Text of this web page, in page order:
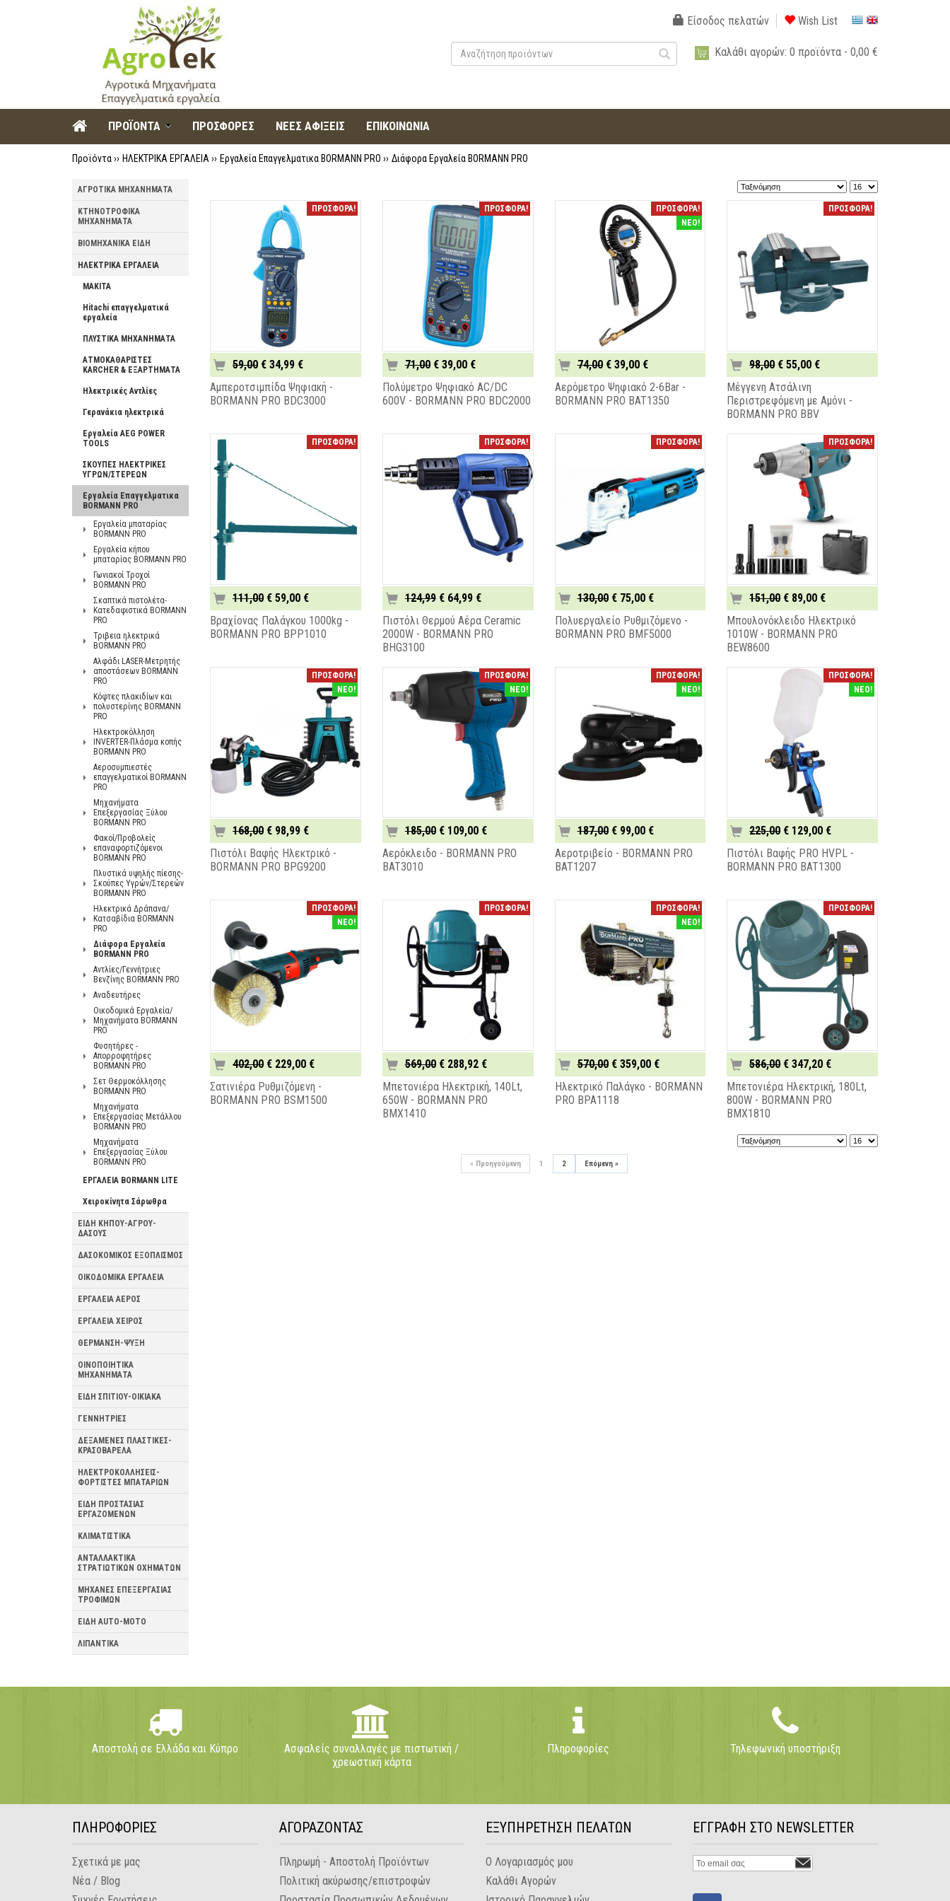
Είσοδος πελατών Wish List
Καλάθι αγορών: 0 προϊόντα - 0,00 €
ΠΡΟΪΟΝΤΑ ΠΡΟΣΦΟΡΕΣ ΝΕΕΣ ΑΦΙΞΕΙΣ ΕΠΙΚΟΙΝΩΝΙΑ
Προϊόντα ›› ΗΛΕΚΤΡΙΚΑ ΕΡΓΑΛΕΙΑ ›› Εργαλεία Επαγγελματικα BORMANN PRO ›› Διάφορα Εργαλεία BORMANN PRO
ΑΓΡΟΤΙΚΑ ΜΗΧΑΝΗΜΑΤΑ
ΚΤΗΝΟΤΡΟΦΙΚΑ
ΜΗΧΑΝΗΜΑΤΑ
ΒΙΟΜΗΧΑΝΙΚΑ ΕΙΔΗ
ΗΛΕΚΤΡΙΚΑ ΕΡΓΑΛΕΙΑ
MAKITA
Hitachi επαγγελματικά
εργαλεία
ΠΛΥΣΤΙΚΑ ΜΗΧΑΝΗΜΑΤΑ
ΑΤΜΟΚΑΘΑΡΙΣΤΕΣ
KARCHER & ΕΞΑΡΤΗΜΑΤΑ
Ηλεκτρικές Αντλίες
Γερανάκια ηλεκτρικά
Εργαλεία AEG POWER
TOOLS
ΣΚΟΥΠΕΣ ΗΛΕΚΤΡΙΚΕΣ
ΥΓΡΩΝ/ΣΤΕΡΕΩΝ
Εργαλεία Επαγγελματικα
BORMANN PRO
Εργαλεία μπαταρίας
BORMANN PRO
Εργαλεία κήπου
μπαταρίας BORMANN PRO
Γωνιακοί Τροχοί
BORMANN PRO
Σκαπτικά πιστολέτα-
Κατεδαφιστικά BORMANN
PRO
Τριβεια ηλεκτρικά
BORMANN PRO
Αλφάδι LASER-Μετρητής
αποστάσεων BORMANN
PRO
Κόφτες πλακιδίων και
πολυστερίνης BORMANN
PRO
Ηλεκτροκόλληση
INVERTER-Πλάσμα κοπής
BORMANN PRO
Αεροσυμπιεστές
επαγγελματικοί BORMANN
PRO
Μηχανήματα
Επεξεργασίας Ξύλου
BORMANN PRO
Φακοί/Προβολείς
επαναφορτιζόμενοι
BORMANN PRO
Πλυστικά υψηλής πίεσης-
Σκούπες Υγρών/Στερεών
BORMANN PRO
Ηλεκτρικά Δράπανα/
Κατσαβίδια BORMANN
PRO
Διάφορα Εργαλεία
BORMANN PRO
Αντλίες/Γεννήτριες
Βενζίνης BORMANN PRO
Αναδευτήρες
Οικοδομικά Εργαλεία/
Μηχανήματα BORMANN
PRO
Φυσητήρες -
Απορροφητήρες
BORMANN PRO
Σετ Θερμοκόλλησης
BORMANN PRO
Μηχανήματα
Επεξεργασίας Μετάλλου
BORMANN PRO
Μηχανήματα
Επεξεργασίας Ξύλου
BORMANN PRO
ΕΡΓΑΛΕΙΑ BORMANN LITE
Χειροκίνητα Σάρωθρα
ΕΙΔΗ ΚΗΠΟΥ-ΑΓΡΟΥ-
ΔΑΣΟΥΣ
ΔΑΣΟΚΟΜΙΚΟΣ ΕΞΟΠΛΙΣΜΟΣ
ΟΙΚΟΔΟΜΙΚΑ ΕΡΓΑΛΕΙΑ
ΕΡΓΑΛΕΙΑ ΑΕΡΟΣ
ΕΡΓΑΛΕΙΑ ΧΕΙΡΟΣ
ΘΕΡΜΑΝΣΗ-ΨΥΞΗ
ΟΙΝΟΠΟΙΗΤΙΚΑ
ΜΗΧΑΝΗΜΑΤΑ
ΕΙΔΗ ΣΠΙΤΙΟΥ-ΟΙΚΙΑΚΑ
ΓΕΝΝΗΤΡΙΕΣ
ΔΕΞΑΜΕΝΕΣ ΠΛΑΣΤΙΚΕΣ-
ΚΡΑΣΟΒΑΡΕΛΑ
ΗΛΕΚΤΡΟΚΟΛΛΗΣΕΙΣ-
ΦΟΡΤΙΣΤΕΣ ΜΠΑΤΑΡΙΩΝ
ΕΙΔΗ ΠΡΟΣΤΑΣΙΑΣ
ΕΡΓΑΖΟΜΕΝΩΝ
ΚΛΙΜΑΤΙΣΤΙΚΑ
ΑΝΤΑΛΛΑΚΤΙΚΑ
ΣΤΡΑΤΙΩΤΙΚΩΝ ΟΧΗΜΑΤΩΝ
ΜΗΧΑΝΕΣ ΕΠΕΞΕΡΓΑΣΙΑΣ
ΤΡΟΦΙΜΩΝ
ΕΙΔΗ AUTO-MOTO
ΛΙΠΑΝΤΙΚΑ
ΠΡΟΣΦΟΡΑ!
59,00 € 34,99 €
Αμπεροτσιμπίδα Ψηφιακή -
BORMANN PRO BDC3000
ΠΡΟΣΦΟΡΑ!
71,00€ 39,00 €
Πολύμετρο Ψηφιακό AC/DC
600V - BORMANN PRO BDC2000
ΠΡΟΣΦΟΡΑ!
ΝΕΟ!
74,00€ 39,00 €
Αερόμετρο Ψηφιακό 2-6Bar -
BORMANN PRO BAT1350
ΠΡΟΣΦΟΡΑ!
98,00€ 55,00 €
Μέγγενη Ατσάλινη
Περιστρεφόμενη με Αμόνι -
BORMANN PRO BBV
ΠΡΟΣΦΟΡΑ!
111,00 € 59,00 €
Βραχίονας Παλάγκου 1000kg -
BORMANN PRO BPP1010
ΠΡΟΣΦΟΡΑ!
124,99€ 64,99 €
Πιστόλι Θερμού Αέρα Ceramic
2000W - BORMANN PRO
BHG3100
ΠΡΟΣΦΟΡΑ!
130,00€ 75,00 €
Πολυεργαλείο Ρυθμιζόμενο -
BORMANN PRO BMF5000
ΠΡΟΣΦΟΡΑ!
151,00€ 89,00 €
Μπουλονόκλειδο Ηλεκτρικό
1010W - BORMANN PRO
BEW8600
ΠΡΟΣΦΟΡΑ!
ΝΕΟ!
168,00 € 98,99 €
Πιστόλι Βαφής Ηλεκτρικό -
BORMANN PRO BPG9200
ΠΡΟΣΦΟΡΑ!
ΝΕΟ!
185,00€ 109,00 €
Αερόκλειδο - BORMANN PRO
BAT3010
ΠΡΟΣΦΟΡΑ!
ΝΕΟ!
187,00€ 99,00 €
Αεροτριβείο - BORMANN PRO
BAT1207
ΠΡΟΣΦΟΡΑ!
ΝΕΟ!
225,00€ 129,00 €
Πιστόλι Βαφής PRO HVPL -
BORMANN PRO BAT1300
ΠΡΟΣΦΟΡΑ!
ΝΕΟ!
402,00 € 229,00 €
Σατινιέρα Ρυθμιζόμενη -
BORMANN PRO BSM1500
ΠΡΟΣΦΟΡΑ!
569,00€ 288,92 €
Μπετονιέρα Ηλεκτρική, 140Lt,
650W - BORMANN PRO
BMX1410
ΠΡΟΣΦΟΡΑ!
ΝΕΟ!
570,00€ 359,00 €
Ηλεκτρικό Παλάγκο - BORMANN
PRO BPA1118
ΠΡΟΣΦΟΡΑ!
586,00€ 347,20 €
Μπετονιέρα Ηλεκτρική, 180Lt,
800W - BORMANN PRO
BMX1810
« Προηγούμενη 1 2 Επόμενη »
Αποστολή σε Ελλάδα και Κύπρο
Ασφαλείς συναλλαγές με πιστωτική /
χρεωστική κάρτα
Πληροφορίες Τηλεφωνική υποστήριξη
ΠΛΗΡΟΦΟΡΙΕΣ
Σχετικά με μας
Νέα / Blog
ΑΓΟΡΑΖΟΝΤΑΣ
Πληρωμή - Αποστολή Προϊόντων
Πολιτική ακύρωσης/επιστροφών
ΕΞΥΠΗΡΕΤΗΣΗ ΠΕΛΑΤΩΝ
Ο Λογαριασμός μου
Καλάθι Αγορών
ΕΓΓΡΑΦΗ ΣΤΟ NEWSLETTER